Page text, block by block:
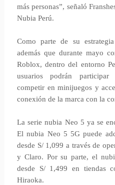
más personas”, señaló
Nubia Perú.
Como parte de su
además que durante mayo
Roblox, dentro del entorno
usuarios podrán participar
competir en minijuegos y
conexión de la marca con la
La serie nubia Neo 5 ya se
El nubia Neo 5 5G puede
desde S/ 1,099 a través de
y Claro. Por su parte, el
desde S/ 1,499 en tiendas
Hiraoka.